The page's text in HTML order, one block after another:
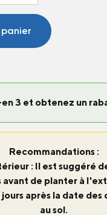
3 et obtenez un
Recommandations :
: Il est suggéré
avant de planter à
jours après la date des
au sol.